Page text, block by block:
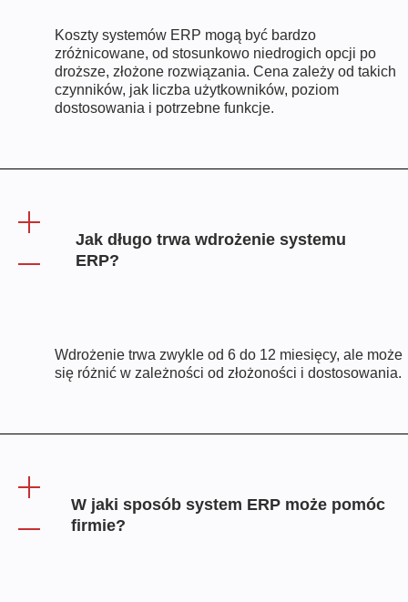
Koszty systemów ERP mogą być bardzo
zróżnicowane, od stosunkowo niedrogich opcji po
droższe, złożone rozwiązania. Cena zależy od takich
czynników, jak liczba użytkowników, poziom
dostosowania i potrzebne funkcje.
Jak długo trwa wdrożenie systemu
ERP?
Wdrożenie trwa zwykle od 6 do 12 miesięcy, ale może
się różnić w zależności od złożoności i dostosowania.
W jaki sposób system ERP może pomóc
firmie?